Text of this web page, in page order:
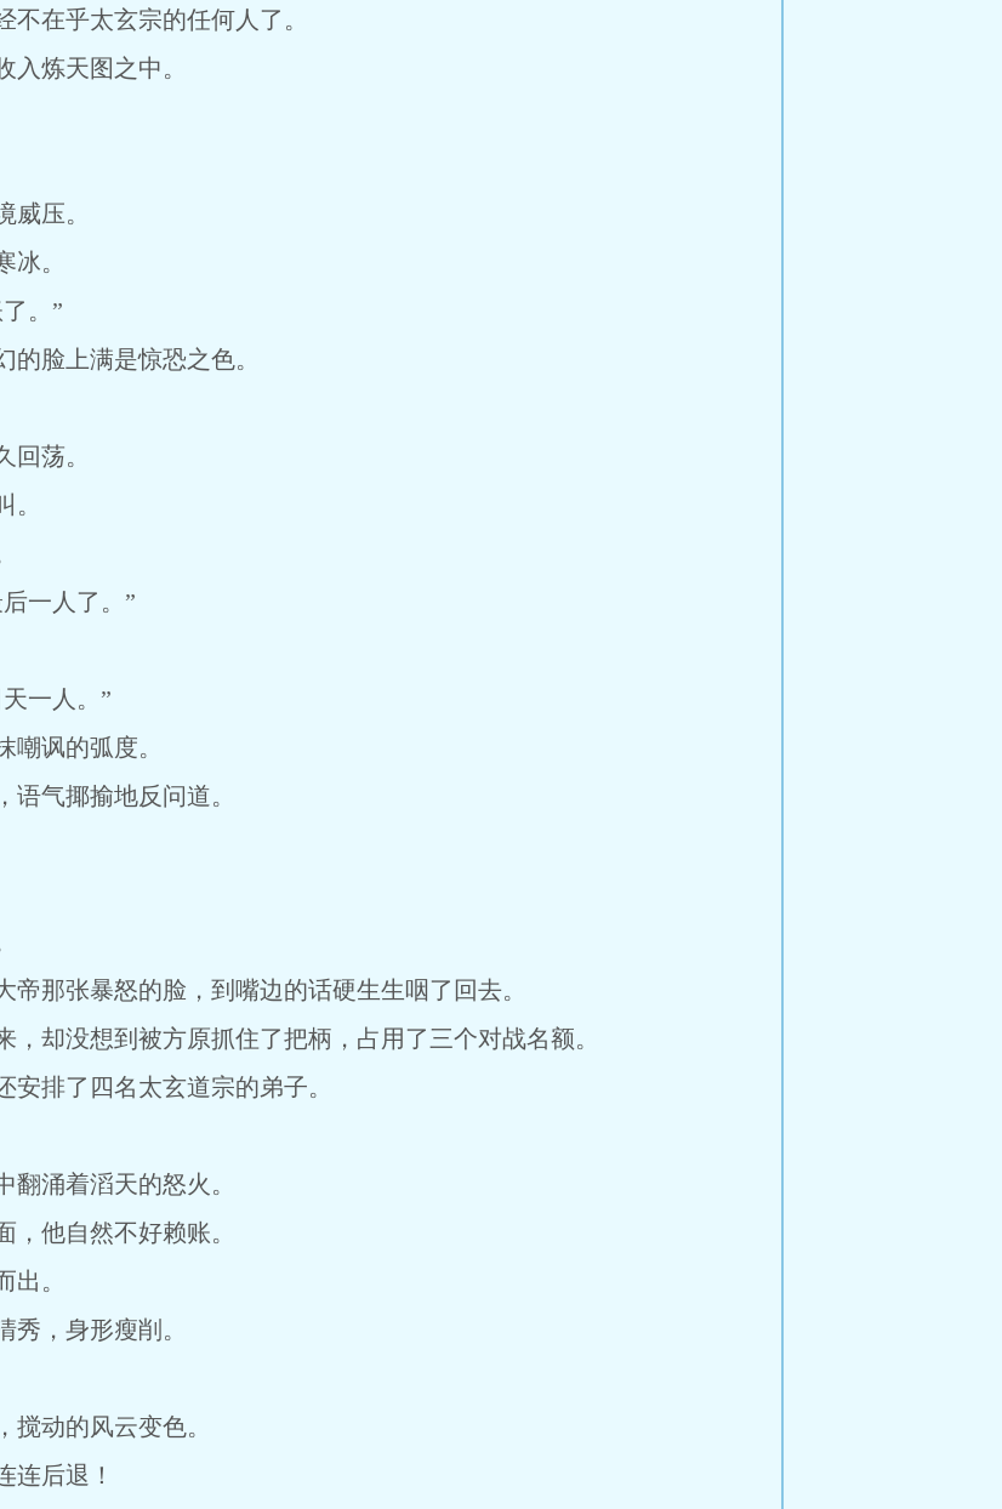
在乎太玄宗的任何人了。
炼天图之中。
威压。
。
。”
脸上满是惊恐之色。
回荡。
一人了。”
一人。”
讽的弧度。
气揶揄地反问道。
那张暴怒的脸，到嘴边的话硬生生咽了回去。
，却没想到被方原抓住了把柄，占用了三个对战名额。
排了四名太玄道宗的弟子。
涌着滔天的怒火。
他自然不好赖账。
。
，身形瘦削。
动的风云变色。
连后退！